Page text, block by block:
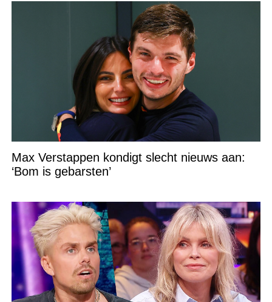
Max Verstappen kondigt slecht nieuws aan:
‘Bom is gebarsten’